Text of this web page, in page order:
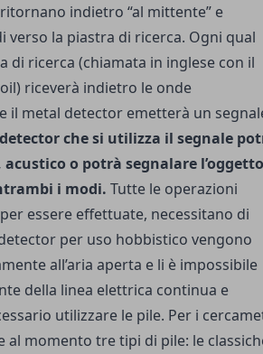
indietro “al mittente” e
la piastra di ricerca. Ogni qual
di ricerca (chiamata in inglese con il
riceverà indietro le onde
il metal detector emetterà un
che si utilizza il segnale
o potrà segnalare l’oggetto
i modi. Tutte le operazioni
essere effettuate, necessitano di
per uso hobbistico vengono
all’aria aperta e li è impossibile
della linea elettrica continua e
utilizzare le pile. Per i
al momento tre tipi di pile: le